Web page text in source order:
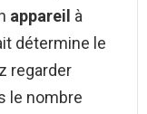
appareil à
détermine le
regarder
le nombre